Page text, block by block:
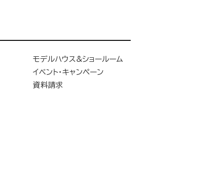
モデルハウス&ショールーム
イベント・キャンペーン
資料請求